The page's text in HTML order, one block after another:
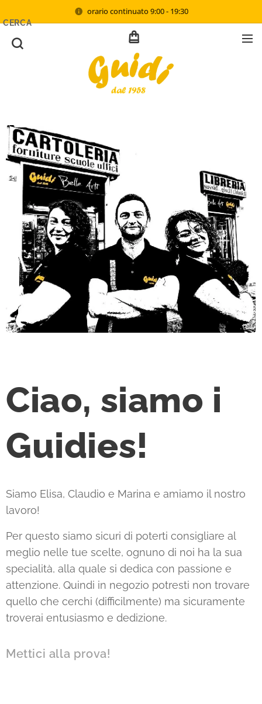
orario continuato 9:00 - 19:30
CERCA
Ciao, siamo i
Guidies!
Siamo Elisa, Claudio e Marina e amiamo il nostro
lavoro!
Per questo siamo sicuri di poterti consigliare al
meglio nelle tue scelte, ognuno di noi ha la sua
specialità, alla quale si dedica con passione e
attenzione. Quindi in negozio potresti non trovare
quello che cerchi (difficilmente) ma sicuramente
troverai entusiasmo e dedizione.
Mettici alla prova!